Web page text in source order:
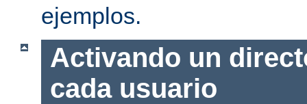
ejemplos.
Activando un
cada usuario